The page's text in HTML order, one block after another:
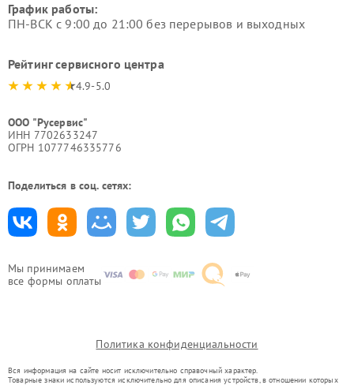
Мы принимаем
все формы оплаты
График работы:
ПН-ВСК с 9:00 до 21:00 без перерывов и выходных
Рейтинг сервисного центра
4.9-5.0
ООО "Русервис"
ИНН 7702633247
ОГРН 1077746335776
Поделиться в соц. сетях:
Политика конфиденциальности
Вся информация на сайте носит исключительно справочный характер.
Товарные знаки используются исключительно для описания устройств, в отношении которых